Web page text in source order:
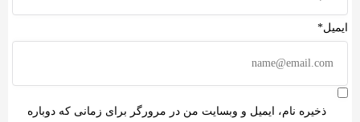
ذخیره نام، ایمیل و وبسایت من در مرورگر برای زمانی که دوباره